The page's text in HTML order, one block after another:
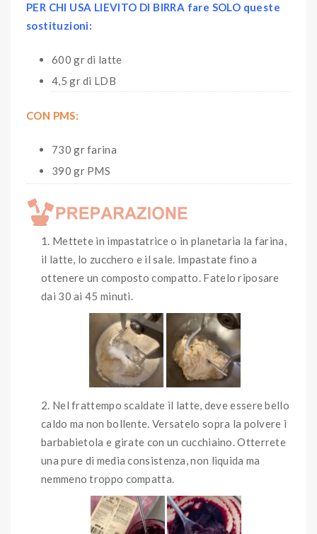
PER CHI USA LIEVITO DI BIRRA fare SOLO queste
sostituzioni:
600 gr di latte
4,5 gr di LDB
CON PMS:
730 gr farina
390 gr PMS
Mettete in impastatrice o in planetaria la farina,
il latte, lo zucchero e il sale. Impastate fino a
ottenere un composto compatto. Fatelo riposare
dai 30 ai 45 minuti.
Nel frattempo scaldate il latte, deve essere bello
caldo ma non bollente. Versatelo sopra la polvere i
barbabietola e girate con un cucchiaino. Otterrete
una pure di media consistenza, non liquida ma
nemmeno troppo compatta.